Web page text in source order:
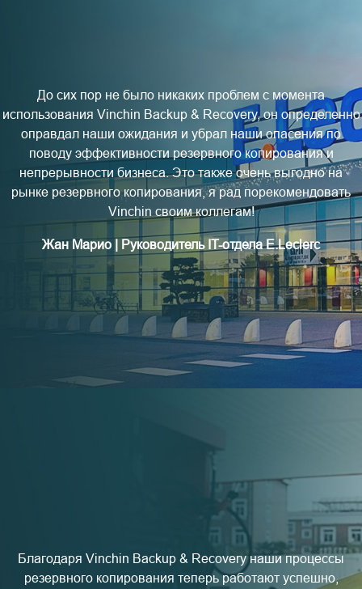
До сих пор не было никаких проблем с момента
использования Vinchin Backup & Recovery, он определенно
оправдал наши ожидания и убрал наши опасения по
поводу эффективности резервного копирования и
непрерывности бизнеса. Это также очень выгодно на
рынке резервного копирования, я рад порекомендовать
Vinchin своим коллегам!
Жан Марио | Руководитель IT-отдела E.Leclerc
Благодаря Vinchin Backup & Recovery наши процессы
резервного копирования теперь работают успешно,